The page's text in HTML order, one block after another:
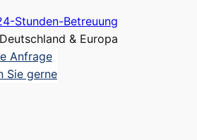
Stunden-Betreuung
& Europa
Anfrage
Sie gerne